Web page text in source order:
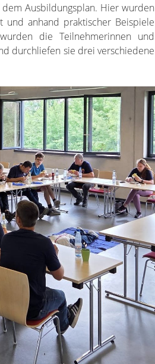
Ausbildungsplan. Hier wurden
und anhand praktischer Beispiele
die Teilnehmerinnen und
durchliefen sie drei verschiedene